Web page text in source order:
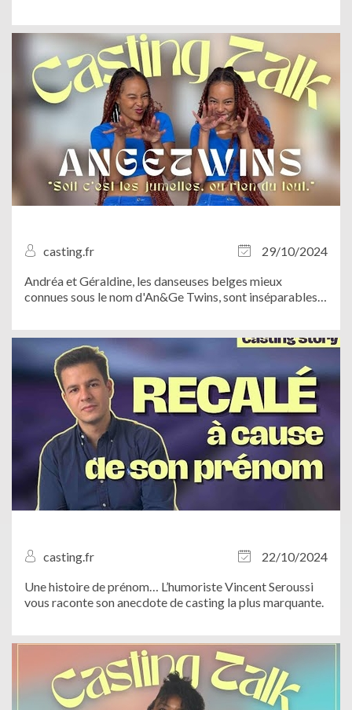
classique de la langue française revisité en comédie
musicale !
casting.fr
29/10/2024
Andréa et Géraldine, les danseuses belges mieux
connues sous le nom d'An&Ge Twins, sont inséparables,
looks identiques, même coupe de cheveux : impossible
de ne pas les confondre ! À...
casting.fr
22/10/2024
Une histoire de prénom… L’humoriste Vincent Seroussi
vous raconte son anecdote de casting la plus marquante.